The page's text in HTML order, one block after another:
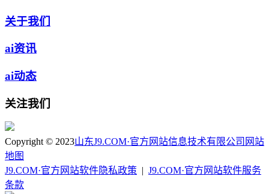
关于我们
ai资讯
ai动态
关注我们
Copyright © 2023山东J9.COM·官方网站信息技术有限公司 网站
地图
J9.COM·官方网站软件隐私政策
J9.COM·官方网站软件服务
条款